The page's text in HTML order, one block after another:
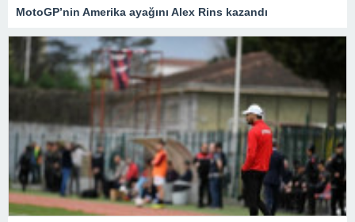
MotoGP’nin Amerika ayağını Alex Rins kazandı